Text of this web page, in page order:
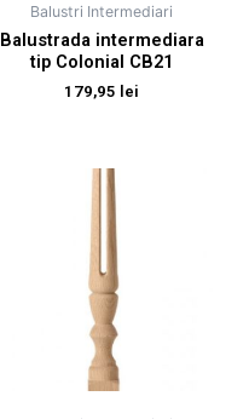
Balustri Intermediari
Balustrada intermediara
tip Colonial CB21
179,95 lei